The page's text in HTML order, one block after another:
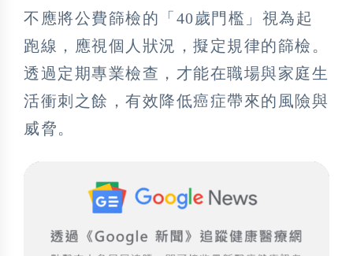
不應將公費篩檢的「40歲門檻」視為起
跑線，應視個人狀況，擬定規律的篩檢。
透過定期專業檢查，才能在職場與家庭生
活衝刺之餘，有效降低癌症帶來的風險與
威脅。